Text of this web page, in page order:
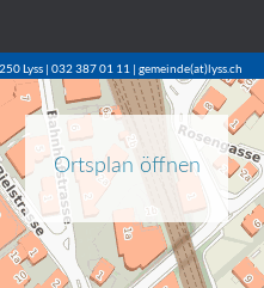
Lyss | 032 387 01 11 | gemeinde(at)lyss.ch